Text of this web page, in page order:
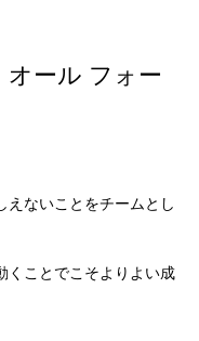
オール フォー
えないことをチームとし
くことでこそよりよい成